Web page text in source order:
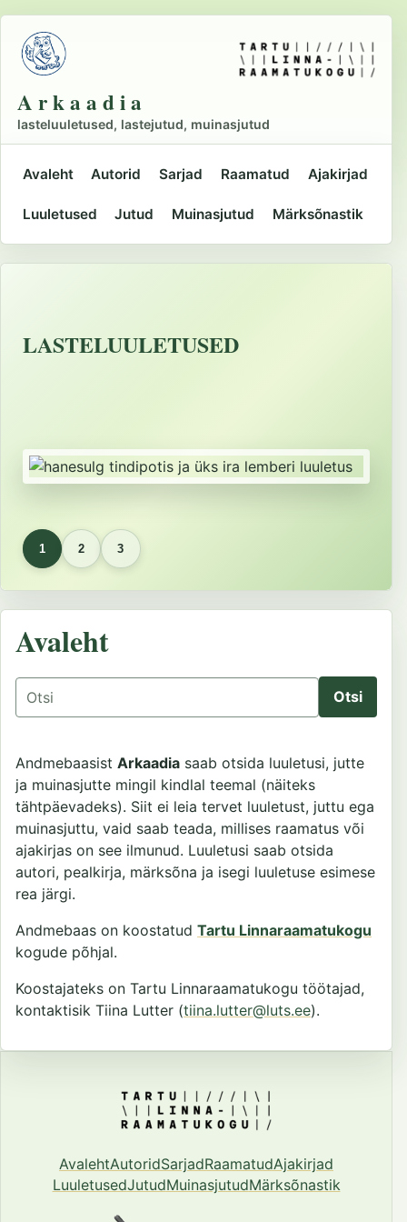
Liigu
põhisisu
juurde
A r k a a d i a
lasteluuletused, lastejutud, muinasjutud
Peamine
navigatsioon
Avaleht Autorid Sarjad Raamatud Ajakirjad
Luuletused Jutud Muinasjutud Märksõnastik
LASTELUULETUSED
1 2 3
Avaleht
Otsing
Andmebaasist Arkaadia saab otsida luuletusi, jutte
ja muinasjutte mingil kindlal teemal (näiteks
tähtpäevadeks). Siit ei leia tervet luuletust, juttu ega
muinasjuttu, vaid saab teada, millises raamatus või
ajakirjas on see ilmunud. Luuletusi saab otsida
autori, pealkirja, märksõna ja isegi luuletuse esimese
rea järgi.
Andmebaas on koostatud Tartu Linnaraamatukogu
kogude põhjal.
Koostajateks on Tartu Linnaraamatukogu töötajad,
kontaktisik Tiina Lutter (tiina.lutter@luts.ee).
AvalehtAutoridSarjadRaamatudAjakirjad
LuuletusedJutudMuinasjutudMärksõnastik